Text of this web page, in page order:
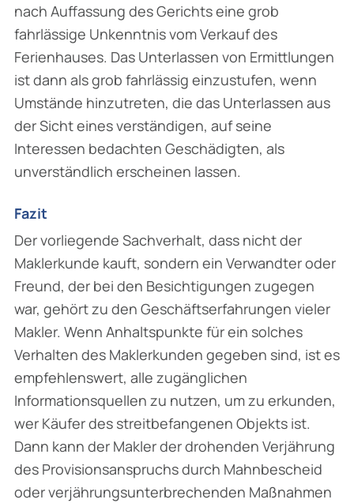
nach Auffassung des Gerichts eine grob
fahrlässige Unkenntnis vom Verkauf des
Ferienhauses. Das Unterlassen von Ermittlungen
ist dann als grob fahrlässig einzustufen, wenn
Umstände hinzutreten, die das Unterlassen aus
der Sicht eines verständigen, auf seine
Interessen bedachten Geschädigten, als
unverständlich erscheinen lassen.
Fazit
Der vorliegende Sachverhalt, dass nicht der
Maklerkunde kauft, sondern ein Verwandter oder
Freund, der bei den Besichtigungen zugegen
war, gehört zu den Geschäftserfahrungen vieler
Makler. Wenn Anhaltspunkte für ein solches
Verhalten des Maklerkunden gegeben sind, ist es
empfehlenswert, alle zugänglichen
Informationsquellen zu nutzen, um zu erkunden,
wer Käufer des streitbefangenen Objekts ist.
Dann kann der Makler der drohenden Verjährung
des Provisionsanspruchs durch Mahnbescheid
oder verjährungsunterbrechenden Maßnahmen